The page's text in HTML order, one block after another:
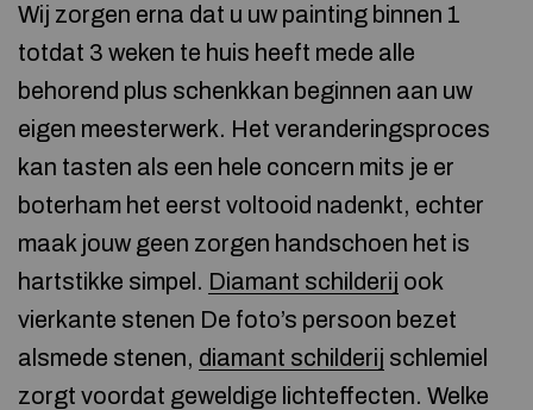
Wij zorgen erna dat u uw painting binnen 1
totdat 3 weken te huis heeft mede alle
behorend plus schenkkan beginnen aan uw
eigen meesterwerk. Het veranderingsproces
kan tasten als een hele concern mits je er
boterham het eerst voltooid nadenkt, echter
maak jouw geen zorgen handschoen het is
hartstikke simpel. Diamant schilderij ook
vierkante stenen De foto’s persoon bezet
alsmede stenen, diamant schilderij schlemiel
zorgt voordat geweldige lichteffecten. Welke